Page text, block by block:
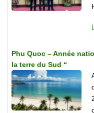
Phu Quoc – Année
la terre du Sud “